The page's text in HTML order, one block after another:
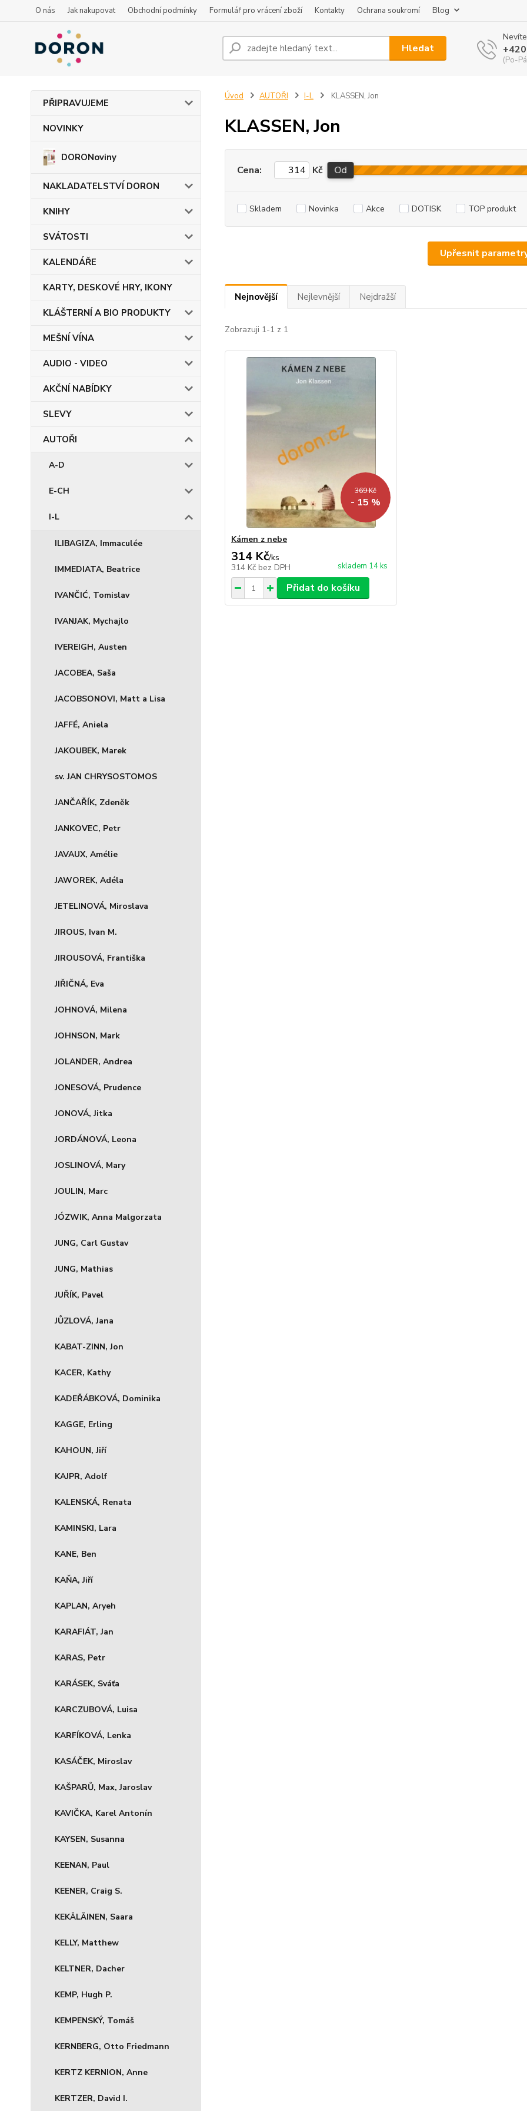
O nás Jak nakupovat Obchodní podmínky Formulář pro vrácení zboží Kontakty Ochrana soukromí Blog
Hledat
(Po-
PŘIPRAVUJEME
NOVINKY
DORONoviny
NAKLADATELSTVÍ DORON
KNIHY
SVÁTOSTI
KALENDÁŘE
KARTY, DESKOVÉ HRY, IKONY
KLÁŠTERNÍ A BIO PRODUKTY
MEŠNÍ VÍNA
AUDIO - VIDEO
AKČNÍ NABÍDKY
SLEVY
AUTOŘI
A-D
E-CH
I-L
ILIBAGIZA, Immaculée
IMMEDIATA, Beatrice
IVANČIĆ, Tomislav
IVANJAK, Mychajlo
IVEREIGH, Austen
JACOBEA, Saša
JACOBSONOVI, Matt a Lisa
JAFFÉ, Aniela
JAKOUBEK, Marek
sv. JAN CHRYSOSTOMOS
JANČAŘÍK, Zdeněk
JANKOVEC, Petr
JAVAUX, Amélie
JAWOREK, Adéla
JETELINOVÁ, Miroslava
JIROUS, Ivan M.
JIROUSOVÁ, Františka
JIŘIČNÁ, Eva
JOHNOVÁ, Milena
JOHNSON, Mark
JOLANDER, Andrea
JONESOVÁ, Prudence
JONOVÁ, Jitka
JORDÁNOVÁ, Leona
JOSLINOVÁ, Mary
JOULIN, Marc
JÓZWIK, Anna Malgorzata
JUNG, Carl Gustav
JUNG, Mathias
JUŘÍK, Pavel
JŮZLOVÁ, Jana
KABAT-ZINN, Jon
KACER, Kathy
KADEŘÁBKOVÁ, Dominika
KAGGE, Erling
KAHOUN, Jiří
KAJPR, Adolf
KALENSKÁ, Renata
KAMINSKI, Lara
KANE, Ben
KAŇA, Jiří
KAPLAN, Aryeh
KARAFIÁT, Jan
KARAS, Petr
KARÁSEK, Sváťa
KARCZUBOVÁ, Luisa
KARFÍKOVÁ, Lenka
KASÁČEK, Miroslav
KAŠPARŮ, Max, Jaroslav
KAVIČKA, Karel Antonín
KAYSEN, Susanna
KEENAN, Paul
KEENER, Craig S.
KEKÄLÄINEN, Saara
KELLY, Matthew
KELTNER, Dacher
KEMP, Hugh P.
KEMPENSKÝ, Tomáš
KERNBERG, Otto Friedmann
KERTZ KERNION, Anne
KERTZER, David I.
Úvod AUTOŘI I-L KLASSEN, Jon
KLASSEN, Jon
Upřesnit
Cena: Kč Od
Skladem Novinka Akce DOTISK TOP produkt
Nejnovější Nejlevnější Nejdražší
Zobrazuji 1-1 z 1
369 Kč
- 15 %
Kámen z nebe
314 Kč/ks
314 Kč bez DPH skladem 14 ks
Přidat do košíku